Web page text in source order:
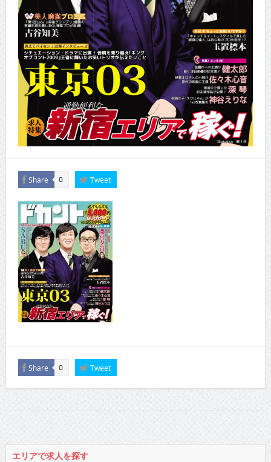
Share 0 Tweet
Share 0 Tweet
エリアで求人を探す